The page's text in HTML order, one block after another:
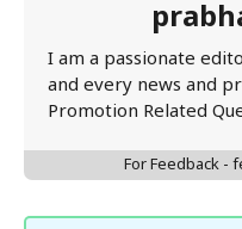
I am a passionate
and every news and
Promotion Related
For Feedback -